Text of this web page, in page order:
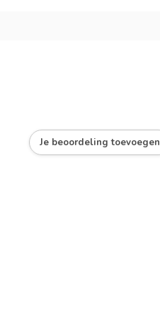
Je beoordeling toevoegen